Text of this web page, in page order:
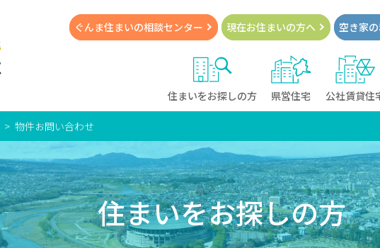
住まいをお探しの方 県営住宅 公社賃貸住
ぐんま住まいの相談センター 現在お住まいの方へ 空き家の
物件お問い合わせ
住まいをお探しの方